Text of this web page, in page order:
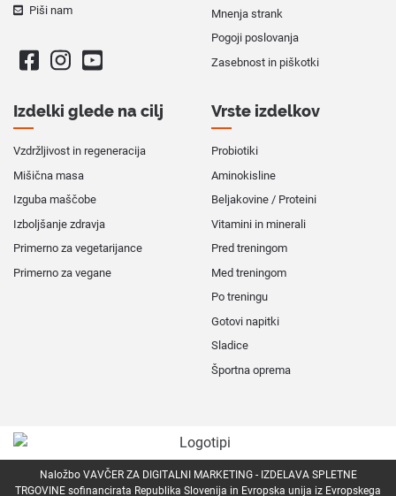
Piši nam
Mnenja strank
Pogoji poslovanja
Zasebnost in piškotki
Izdelki glede na cilj
Vzdržljivost in regeneracija
Mišična masa
Izguba maščobe
Izboljšanje zdravja
Primerno za vegetarijance
Primerno za vegane
Vrste izdelkov
Probiotiki
Aminokisline
Beljakovine / Proteini
Vitamini in minerali
Pred treningom
Med treningom
Po treningu
Gotovi napitki
Sladice
Športna oprema
Naložbo VAVČER ZA DIGITALNI MARKETING - IZDELAVA SPLETNE
TRGOVINE sofinancirata Republika Slovenija in Evropska unija iz Evropskega